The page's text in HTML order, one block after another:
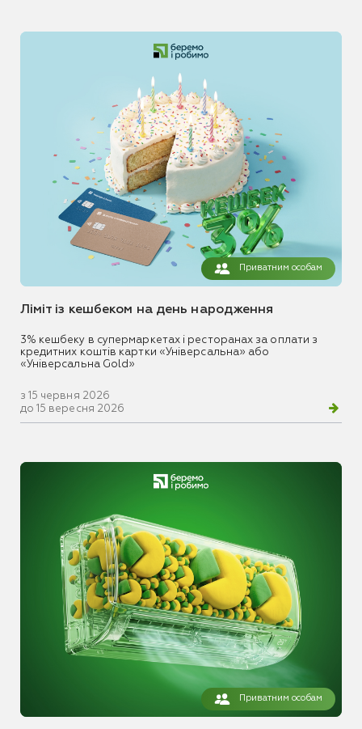
Приватним особам
Ліміт із кешбеком на день народження
3% кешбеку в супермаркетах і ресторанах за оплати з
кредитних коштів картки «Універсальна» або
«Універсальна Gold»
з 15 червня 2026
до 15 вересня 2026
Приватним особам